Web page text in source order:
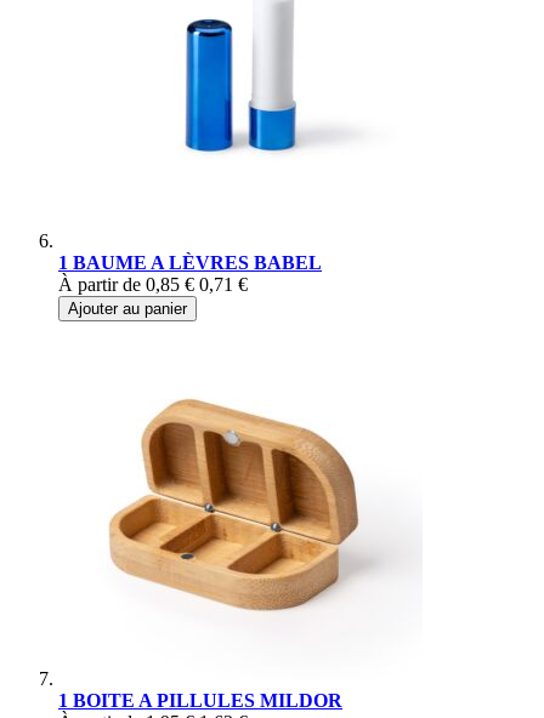
1 BAUME A LÈVRES BABEL
À partir de 0,85 € 0,71 €
Ajouter au panier
1 BOITE A PILLULES MILDOR